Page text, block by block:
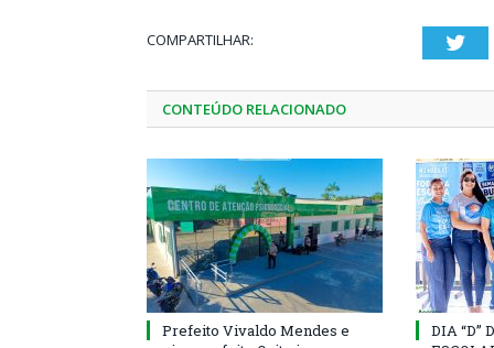
COMPARTILHAR:
CONTEÚDO RELACIONADO
Prefeito Vivaldo Mendes e
DIA “D”